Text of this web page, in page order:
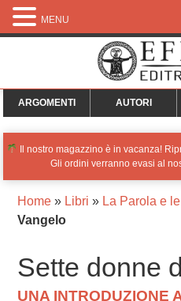
ARGOMENTI AUTORI
Il nostro magazzino è in vacanza!
Gli ordini verranno evasi al
Home» Libri » La Parola e
Vangelo
Sette donne
UNA INTRODUZIONE
MENU